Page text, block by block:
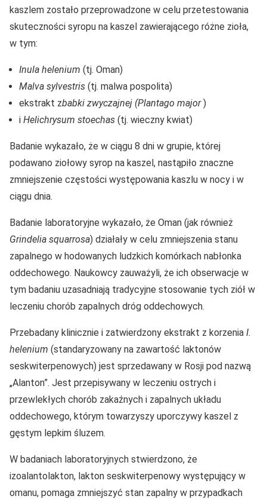
kaszlem zostało przeprowadzone w celu przetestowania
skuteczności syropu na kaszel zawierającego różne zioła,
w tym:
Inula helenium (tj. Oman)
Malva sylvestris (tj. malwa pospolita)
ekstrakt zbabki zwyczajnej (Plantago major)
i Helichrysum stoechas (tj. wieczny kwiat)
Badanie wykazało, że w ciągu 8 dni w grupie, której
podawano ziołowy syrop na kaszel, nastąpiło znaczne
zmniejszenie częstości występowania kaszlu w nocy i w
ciągu dnia.
Badanie laboratoryjne wykazało, że Oman (jak również
Grindelia squarrosa) działały w celu zmniejszenia stanu
zapalnego w hodowanych ludzkich komórkach nabłonka
oddechowego. Naukowcy zauważyli, że ich obserwacje w
tym badaniu uzasadniają tradycyjne stosowanie tych ziół w
leczeniu chorób zapalnych dróg oddechowych.
Przebadany klinicznie i zatwierdzony ekstrakt z korzenia I.
helenium (standaryzowany na zawartość laktonów
seskwiterpenowych) jest sprzedawany w Rosji pod nazwą
„Alanton”. Jest przepisywany w leczeniu ostrych i
przewlekłych chorób zakaźnych i zapalnych układu
oddechowego, którym towarzyszy uporczywy kaszel z
gęstym lepkim śluzem.
W badaniach laboratoryjnych stwierdzono, że
izoalantolakton, lakton seskwiterpenowy występujący w
omanu, pomaga zmniejszyć stan zapalny w przypadkach